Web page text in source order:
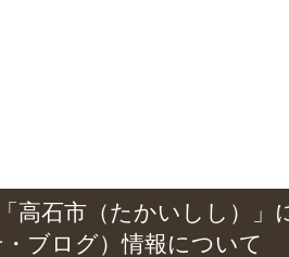
「高石市（たかいしし）」
ブログ）情報について